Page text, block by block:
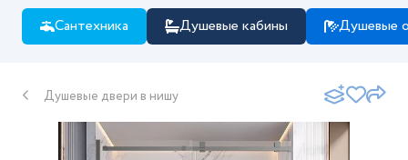
Сантехника Душевые кабины Душевые
Душевые двери в нишу